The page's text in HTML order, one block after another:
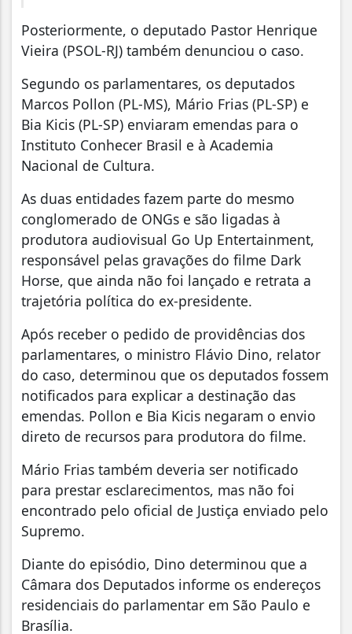
Posteriormente, o deputado Pastor Henrique
Vieira (PSOL-RJ) também denunciou o caso.
Segundo os parlamentares, os deputados
Marcos Pollon (PL-MS), Mário Frias (PL-SP) e
Bia Kicis (PL-SP) enviaram emendas para o
Instituto Conhecer Brasil e à Academia
Nacional de Cultura.
As duas entidades fazem parte do mesmo
conglomerado de ONGs e são ligadas à
produtora audiovisual Go Up Entertainment,
responsável pelas gravações do filme Dark
Horse, que ainda não foi lançado e retrata a
trajetória política do ex-presidente.
Após receber o pedido de providências dos
parlamentares, o ministro Flávio Dino, relator
do caso, determinou que os deputados fossem
notificados para explicar a destinação das
emendas. Pollon e Bia Kicis negaram o envio
direto de recursos para produtora do filme.
Mário Frias também deveria ser notificado
para prestar esclarecimentos, mas não foi
encontrado pelo oficial de Justiça enviado pelo
Supremo.
Diante do episódio, Dino determinou que a
Câmara dos Deputados informe os endereços
residenciais do parlamentar em São Paulo e
Brasília.